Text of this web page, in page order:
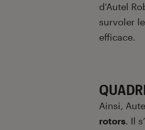
d’Autel
survoler
efficace.
Ainsi,
rotors. Il